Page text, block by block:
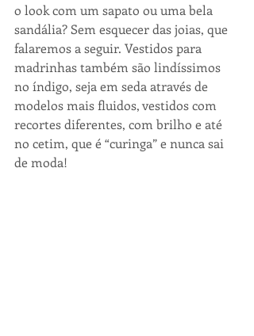
o look com um sapato ou uma bela
sandália? Sem esquecer das joias, que
falaremos a seguir. Vestidos para
madrinhas também são lindíssimos
no índigo, seja em seda através de
modelos mais fluidos, vestidos com
recortes diferentes, com brilho e até
no cetim, que é “curinga” e nunca sai
de moda!